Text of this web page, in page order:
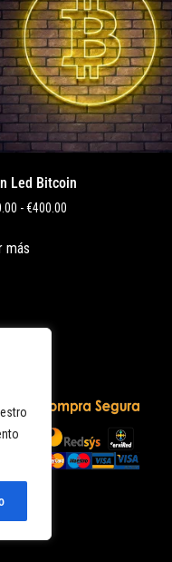
Led Bitcoin
- €400.00
más